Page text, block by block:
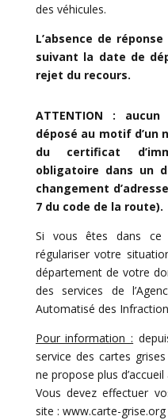
des véhicules.
L’absence de
suivant la date de
rejet du recours.
ATTENTION :
déposé au motif d’un
du certificat
obligatoire dans un
changement
7 du code de la route).
Si vous êtes dans ce
régulariser votre
département de votre
des services de
Automatisé des
Pour information :
service des cartes
ne propose plus
Vous devez effectuer
site : www.carte-grise.org